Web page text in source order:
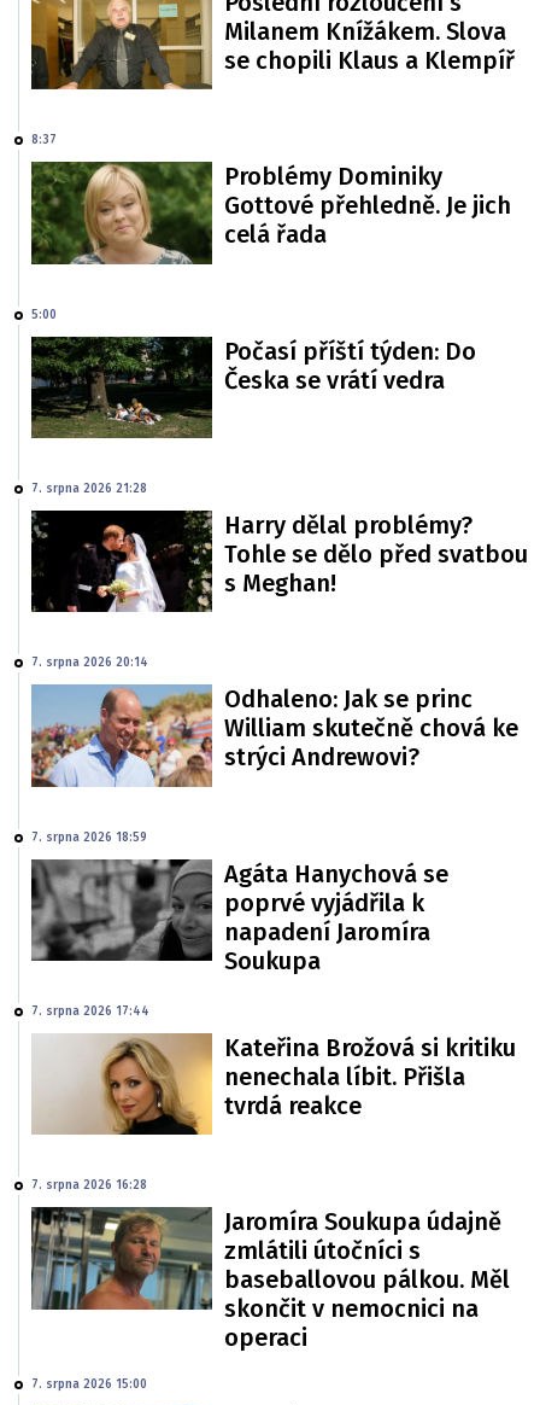
Milanem Knížákem. Slova
se chopili Klaus a Klempíř
8:37
Problémy Dominiky
Gottové přehledně. Je jich
celá řada
5:00
Počasí příští týden: Do
Česka se vrátí vedra
7. srpna 2026 21:28
Harry dělal problémy?
Tohle se dělo před svatbou
s Meghan!
7. srpna 2026 20:14
Odhaleno: Jak se princ
William skutečně chová ke
strýci Andrewovi?
7. srpna 2026 18:59
Agáta Hanychová se
poprvé vyjádřila k
napadení Jaromíra
Soukupa
7. srpna 2026 17:44
Kateřina Brožová si kritiku
nenechala líbit. Přišla
tvrdá reakce
7. srpna 2026 16:28
Jaromíra Soukupa údajně
zmlátili útočníci s
baseballovou pálkou. Měl
skončit v nemocnici na
operaci
7. srpna 2026 15:00